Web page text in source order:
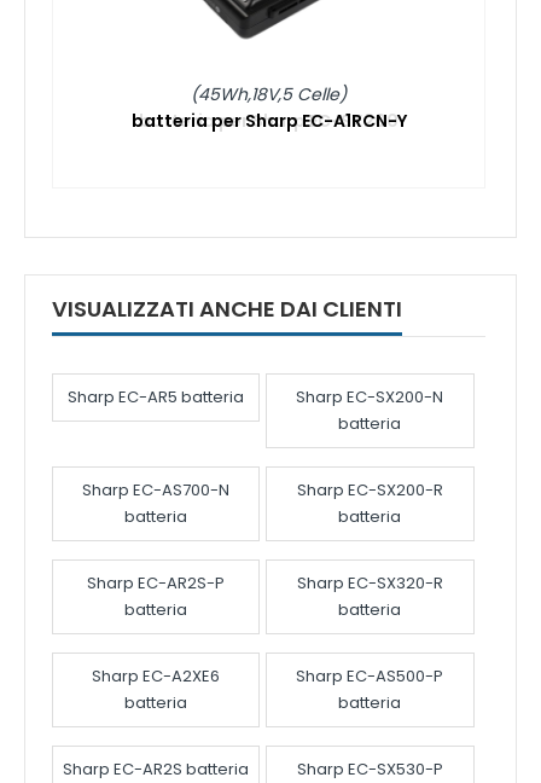
(45Wh,18V,5 Celle)
batteria per Sharp EC-A1RCN-Y
VISUALIZZATI ANCHE DAI CLIENTI
Sharp EC-AR5 batteria
Sharp EC-SX200-N
batteria
Sharp EC-AS700-N
batteria
Sharp EC-SX200-R
batteria
Sharp EC-AR2S-P
batteria
Sharp EC-SX320-R
batteria
Sharp EC-A2XE6
batteria
Sharp EC-AS500-P
batteria
Sharp EC-AR2S batteria
Sharp EC-SX530-P